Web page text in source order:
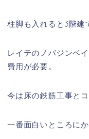
柱脚も入れると3階建
レイテのノバジンベ
費用が必要。
今は床の鉄筋工事と
一番面白いところにか